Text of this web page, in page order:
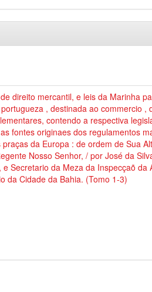
direito mercantil, e leis da Marinha
, destinada ao commercio ,
contendo a respectiva
fontes originaes dos regulamentos
praças da Europa : de ordem de Sua
Nosso Senhor, / por José da
e Secretario da Meza da Inspecçaõ da
da Cidade da Bahia. (Tomo 1-3)